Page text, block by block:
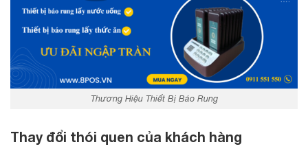
Thương Hiệu Thiết Bị Báo Rung
Thay đổi thói quen của khách hàng